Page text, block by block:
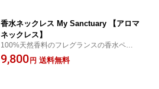
香水ネックレス My Sanctuary 【アロマ
ネックレス】
100%天然香料のフレグランスの香水ペンダ
ント
9,800 円 送料無料